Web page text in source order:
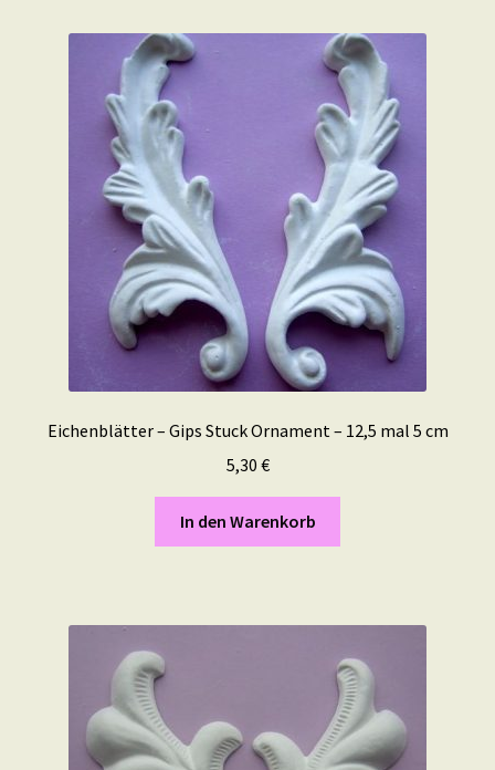
Eichenblätter – Gips Stuck Ornament – 12,5 mal 5 cm
5,30 €
In den Warenkorb